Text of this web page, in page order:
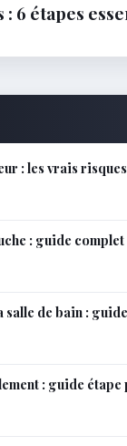
6 étapes
: les vrais
: guide
de bain :
: guide